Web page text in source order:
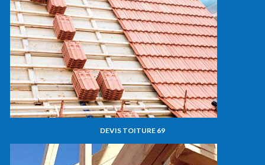
DEVIS TOITURE 69